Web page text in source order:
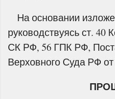
На основании
руководствуясь ст. 40
СК РФ, 56 ГПК РФ,
Верховного Суда РФ